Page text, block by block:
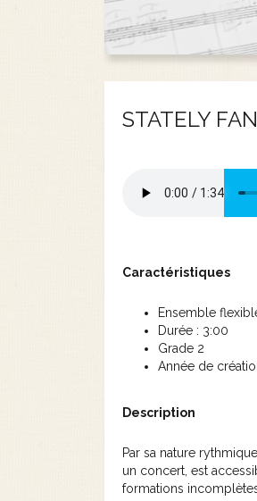
STATELY
Caractéristiques
Ensemble
Durée : 3:00
Grade 2
Année de
Description
Par sa nature
un concert, est
formations